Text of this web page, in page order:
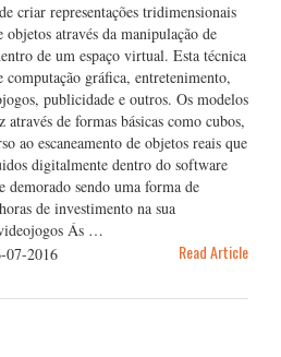
criar representações tridimensionais
objetos através da manipulação de
de um espaço virtual. Esta técnica
computação gráfica, entretenimento,
publicidade e outros. Os modelos
de formas básicas como cubos,
ao escaneamento de objetos reais que
digitalmente dentro do software
demorado sendo uma forma de
de investimento na sua
Ás …
07-2016 Read Article